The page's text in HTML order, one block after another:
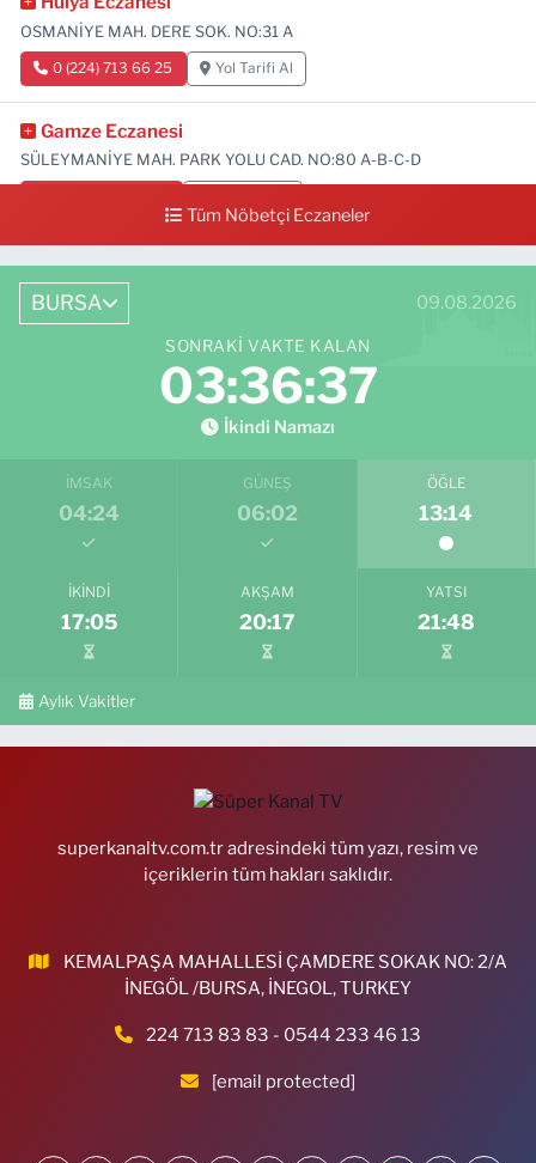
OSMANİYE MAH. DERE SOK. NO:31 A
0 (224) 713 66 25 Yol Tarifi Al
Gamze Eczanesi
SÜLEYMANİYE MAH. PARK YOLU CAD. NO:80 A-B-C-D
Tüm Nöbetçi Eczaneler
BURSA 09.08.2026
SONRAKI VAKTE KALAN
03:36:35
İkindi Namazı
İMSAK
04:24
GÜNEŞ
06:02
ÖĞLE
13:14
İKINDI
17:05
AKŞAM
20:17
YATSI
21:48
Aylık Vakitler
superkanaltv.com.tr adresindeki tüm yazı, resim ve
içeriklerin tüm hakları saklıdır.
KEMALPAŞA MAHALLESİ ÇAMDERE SOKAK NO: 2/A
İNEGÖL /BURSA, İNEGOL, TURKEY
224 713 83 83 - 0544 233 46 13
[email protected]